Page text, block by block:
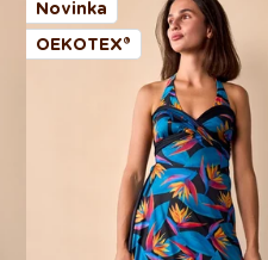
Novinka
OEKOTEX®